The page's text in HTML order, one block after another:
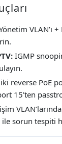
VLAN’ı
IGMP
iki reverse PoE
15’ten
sorun tespiti